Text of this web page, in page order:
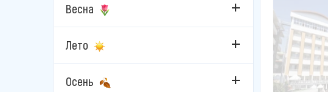
Фетхие
Чешме
Весна
Лето
Осень